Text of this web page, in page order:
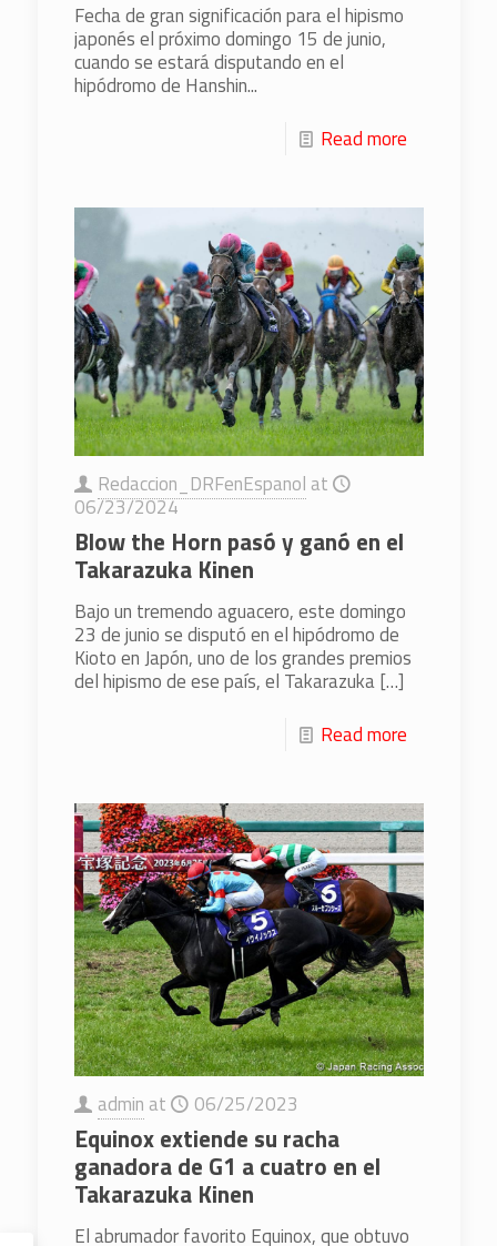
Fecha de gran significación para el hipismo
japonés el próximo domingo 15 de junio,
cuando se estará disputando en el
hipódromo de Hanshin...
Read more
Redaccion_DRFenEspanol at
06/23/2024
Blow the Horn pasó y ganó en el
Takarazuka Kinen
Bajo un tremendo aguacero, este domingo
23 de junio se disputó en el hipódromo de
Kioto en Japón, uno de los grandes premios
del hipismo de ese país, el Takarazuka[…]
Read more
admin at 06/25/2023
Equinox extiende su racha
ganadora de G1 a cuatro en el
Takarazuka Kinen
El abrumador favorito Equinox, que obtuvo